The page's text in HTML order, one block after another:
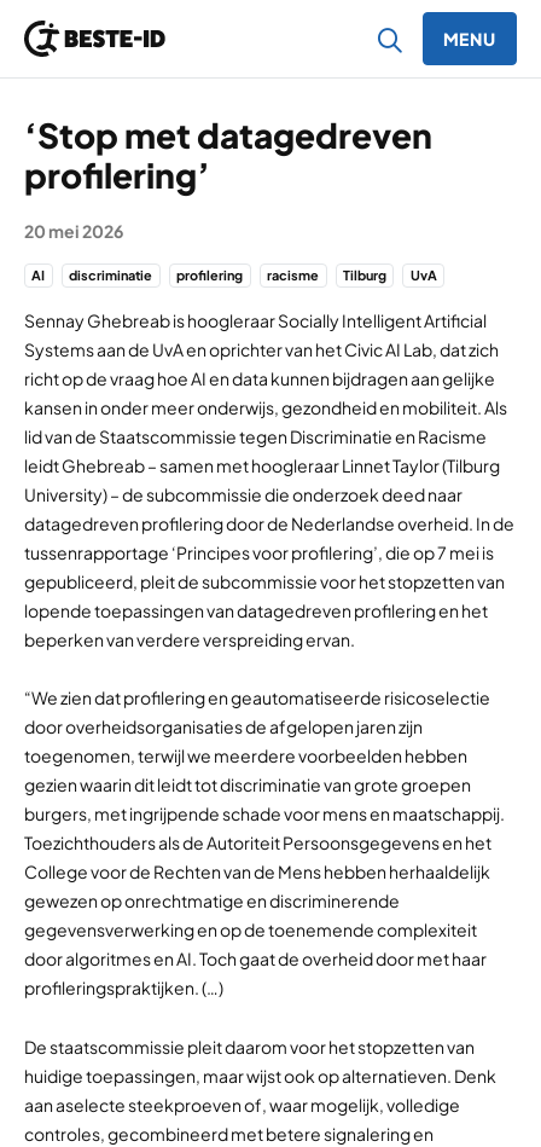
MENU
‘Stop met datagedreven
profilering’
20 mei 2026
AI discriminatie profilering racisme Tilburg UvA
Sennay Ghebreab is hoogleraar Socially Intelligent Artificial
Systems aan de UvA en oprichter van het Civic AI Lab, dat zich
richt op de vraag hoe AI en data kunnen bijdragen aan gelijke
kansen in onder meer onderwijs, gezondheid en mobiliteit. Als
lid van de Staatscommissie tegen Discriminatie en Racisme
leidt Ghebreab – samen met hoogleraar Linnet Taylor (Tilburg
University) – de subcommissie die onderzoek deed naar
datagedreven profilering door de Nederlandse overheid. In de
tussenrapportage ‘Principes voor profilering’, die op 7 mei is
gepubliceerd, pleit de subcommissie voor het stopzetten van
lopende toepassingen van datagedreven profilering en het
beperken van verdere verspreiding ervan.
“We zien dat profilering en geautomatiseerde risicoselectie
door overheidsorganisaties de afgelopen jaren zijn
toegenomen, terwijl we meerdere voorbeelden hebben
gezien waarin dit leidt tot discriminatie van grote groepen
burgers, met ingrijpende schade voor mens en maatschappij.
Toezichthouders als de Autoriteit Persoonsgegevens en het
College voor de Rechten van de Mens hebben herhaaldelijk
gewezen op onrechtmatige en discriminerende
gegevensverwerking en op de toenemende complexiteit
door algoritmes en AI. Toch gaat de overheid door met haar
profileringspraktijken. (…)
De staatscommissie pleit daarom voor het stopzetten van
huidige toepassingen, maar wijst ook op alternatieven. Denk
aan aselecte steekproeven of, waar mogelijk, volledige
controles, gecombineerd met betere signalering en